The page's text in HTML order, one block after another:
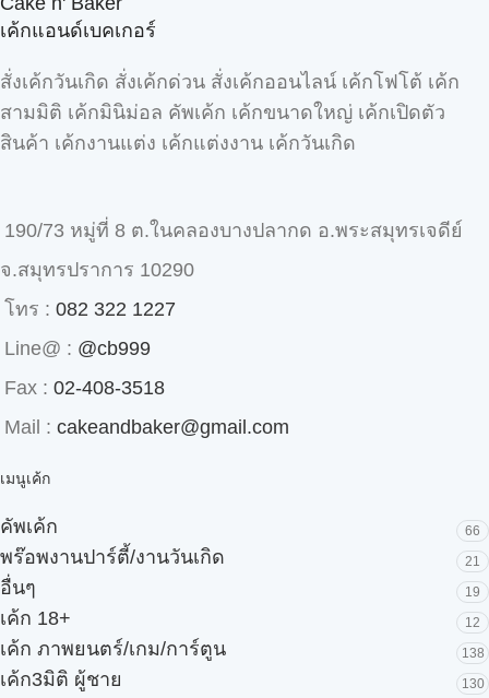
เค้กแอนด์เบคเกอร์
สั่งเค้กวันเกิด สั่งเค้กด่วน สั่งเค้กออนไลน์ เค้กโฟโต้ เค้ก
สามมิติ เค้กมินิม่อล คัพเค้ก เค้กขนาดใหญ่ เค้กเปิดตัว
สินค้า เค้กงานแต่ง เค้กแต่งงาน เค้กวันเกิด
190/73 หมู่ที่ 8 ต.ในคลองบางปลากด อ.พระสมุทรเจดีย์
จ.สมุทรปราการ 10290
โทร : 082 322 1227
Line@ : @cb999
Fax : 02-408-3518
Mail : cakeandbaker@gmail.com
เมนูเค้ก
คัพเค้ก 66
พร๊อพงานปาร์ตี้/งานวันเกิด 21
อื่นๆ 19
เค้ก 18+ 12
เค้ก ภาพยนตร์/เกม/การ์ตูน 138
เค้ก3มิติ ผู้ชาย 130